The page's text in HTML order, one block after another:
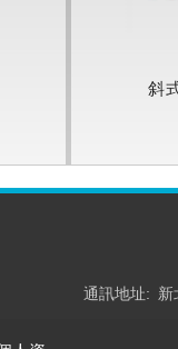
斜
通訊地址: 新